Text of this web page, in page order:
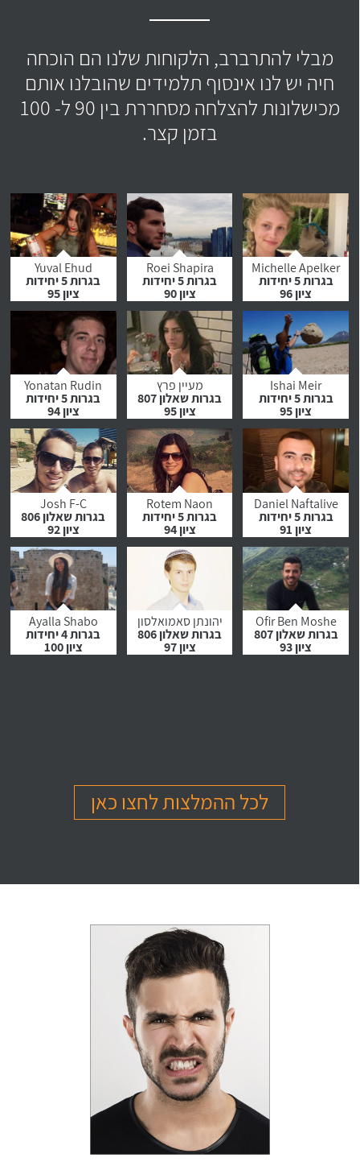
מבלי להתרברב, הלקוחות שלנו הם הוכחה
חיה יש לנו אינסוף תלמידים שהובלנו אותם
מכישלונות להצלחה מסחררת בין 90 ל- 100
בזמן קצר.
Michelle Apelker
בגרות 5 יחידות
ציון 96
לחץ לצפייה
בהמלצה
Roei Shapira
בגרות 5 יחידות
ציון 90
לחץ לצפייה
בהמלצה
Yuval Ehud
בגרות 5 יחידות
ציון 95
לחץ לצפייה
בהמלצה
Ishai Meir
בגרות 5 יחידות
ציון 95
לחץ לצפייה
בהמלצה
מעיין פרץ
בגרות שאלון 807
ציון 95
לחץ לצפייה
בהמלצה
Yonatan Rudin
בגרות 5 יחידות
ציון 94
לחץ לצפייה
בהמלצה
Daniel Naftalive
בגרות 5 יחידות
ציון 91
לחץ לצפייה
בהמלצה
Rotem Naon
בגרות 5 יחידות
ציון 94
לחץ לצפייה
בהמלצה
Josh F-C
בגרות שאלון 806
ציון 92
לחץ לצפייה
בהמלצה
Ofir Ben Moshe
בגרות שאלון 807
ציון 93
יהונתן סאמואלסון
בגרות שאלון 806
ציון 97
Ayalla Shabo
בגרות 4 יחידות
ציון 100
לחץ לצפייה לחץ לצפייה לחץ לצפייה
ציון 97 ציון 97
לחץ לצפייה
בהמלצה
ציון 100
Maor Cohen
בגרות 4 יחידות
לחץ לצפייה
בהמלצה
Hedva Mettoudi
בגרות 3 יחידות
ציון 100
לכל ההמלצות לחצו כאן